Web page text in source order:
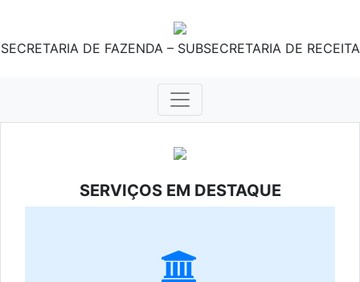
SECRETARIA DE FAZENDA – SUBSECRETARIA DE RECEITA
SERVIÇOS EM DESTAQUE